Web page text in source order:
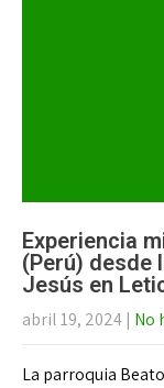
Experiencia
(Perú) desde
Jesús en
abril 19, 2024 | No
La parroquia